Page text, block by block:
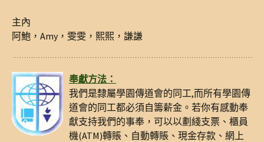
主內
阿鮑，Amy，雯雯，熙熙，謙謙
奉獻方法：
我們是隸屬學園傳道會的同工,而所有學園傳
道會的同工都必須自籌薪金。若你有感動奉
獻支持我們的事奉，可以以劃綫支票、櫃員
機(ATM)轉賬、自動轉賬、現金存款、網上